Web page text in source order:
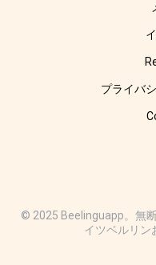
プライバ
© 2025 Beelinguapp。無
イツベルリン